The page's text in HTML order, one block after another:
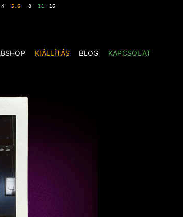
KIÁLLÍTÁS BLOG KAPCSOLAT